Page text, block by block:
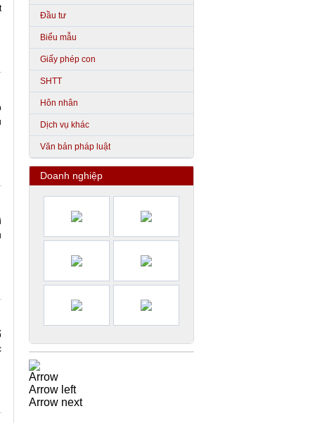
Đầu tư
Biểu mẫu
Giấy phép con
SHTT
Hôn nhân
Dịch vụ khác
Văn bản pháp luật
Doanh nghiệp
Arrow
Arrow left
Arrow next